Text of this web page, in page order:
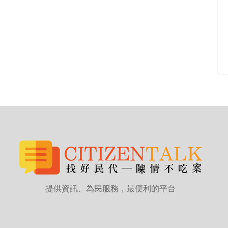
提供資訊、為民服務，最便利的平台